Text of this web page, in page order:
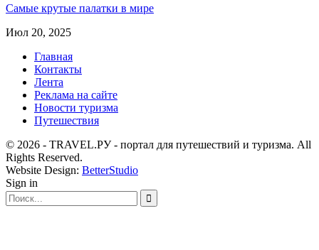
Самые крутые палатки в мире
Июл 20, 2025
Главная
Контакты
Лента
Реклама на сайте
Новости туризма
Путешествия
© 2026 - TRAVEL.РУ - портал для путешествий и туризма. All
Rights Reserved.
Website Design: BetterStudio
Sign in